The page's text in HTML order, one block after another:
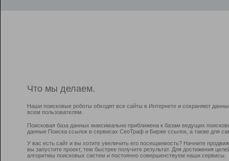
Что мы делаем.
Наши поисковые роботы обходят все сайты в Интернете и сохраняют
всем пользователям.
Поисковая база данных максимально приближена к базам ведущих
данные Поиска ссылок в сервисах СеоТраф и Бирже ссылок, а также для
У вас есть сайт и вы хотите увеличить его посещаемость? Начните
вы запустите проект, тем быстрее получите результат. Для достижения
алгоритмы поисковых систем и постоянно совершенствуем наши сервисы.